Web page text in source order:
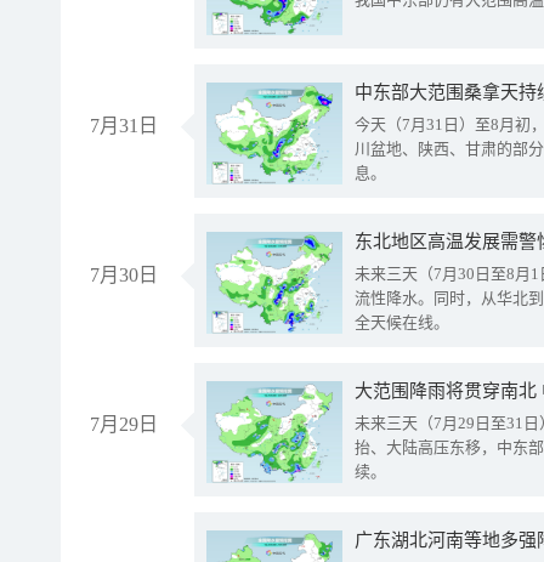
7月31日
中东部大范围桑拿天
今天（7月31日）至8月初
川盆地、陕西、甘肃的部
息。
7月30日
东北地区高温发展需
未来三天（7月30日至8月
流性降水。同时，从华北
全天候在线。
7月29日
大范围降雨将贯穿南
未来三天（7月29日至31
抬、大陆高压东移，中东
续。
广东湖北河南等地多